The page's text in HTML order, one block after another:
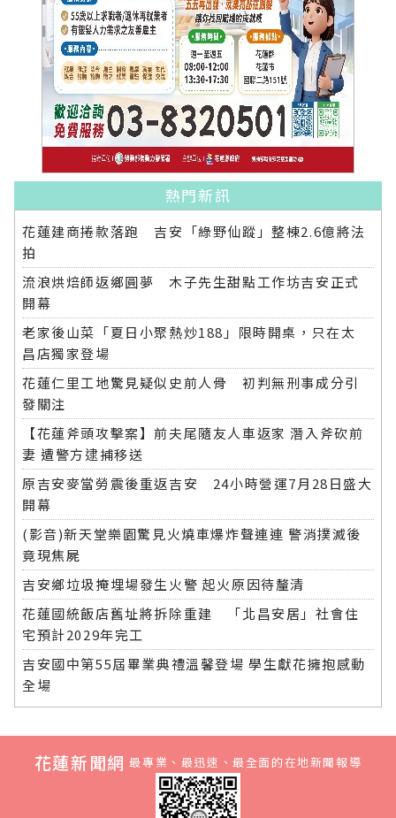
熱門新訊
花蓮建商捲款落跑 吉安「綠野仙蹤」整棟2.6億將法
拍
流浪烘焙師返鄉圓夢 木子先生甜點工作坊吉安正式
開幕
老家後山菜「夏日小聚熱炒188」限時開桌，只在太
昌店獨家登場
花蓮仁里工地驚見疑似史前人骨 初判無刑事成分引
發關注
【花蓮斧頭攻擊案】前夫尾隨友人車返家 潛入斧砍前
妻 遭警方逮捕移送
原吉安麥當勞震後重返吉安 24小時營運7月28日盛大
開幕
(影音)新天堂樂園驚見火燒車爆炸聲連連 警消撲滅後
竟現焦屍
吉安鄉垃圾掩埋場發生火警 起火原因待釐清
花蓮國統飯店舊址將拆除重建 「北昌安居」社會住
宅預計2029年完工
吉安國中第55屆畢業典禮溫馨登場 學生獻花擁抱感動
全場
花蓮新聞網 最專業、最迅速、最全面的在地新聞報導